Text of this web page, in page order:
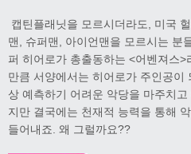
캡틴플래닛을 모르시더라도, 미국
맨, 슈퍼맨, 아이언맨을 모르시는 분
퍼 히어로가 총출동하는 <어벤져스
만큼 서양에서는 히어로가 주인공이
상 예측하기 어려운 악당을 마주치
지만 결국에는 천재적 능력을 통해
들어내죠. 왜 그럴까요??